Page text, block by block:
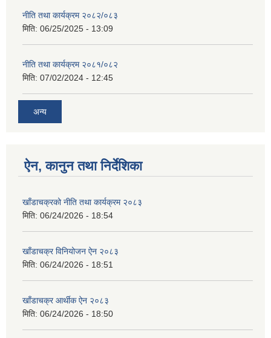
नीति तथा कार्यक्रम २०८२/०८३
मिति: 06/25/2025 - 13:09
नीति तथा कार्यक्रम २०८१/०८२
मिति: 07/02/2024 - 12:45
अन्य
ऐन, कानुन तथा निर्देशिका
खाँडाचक्रको नीति तथा कार्यक्रम २०८३
मिति: 06/24/2026 - 18:54
खाँडाचक्र विनियोजन ऐन २०८३
मिति: 06/24/2026 - 18:51
खाँडाचक्र आर्थीक ऐन २०८३
मिति: 06/24/2026 - 18:50